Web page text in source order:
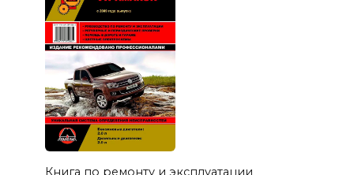
Книга по ремонту и эксплуатации